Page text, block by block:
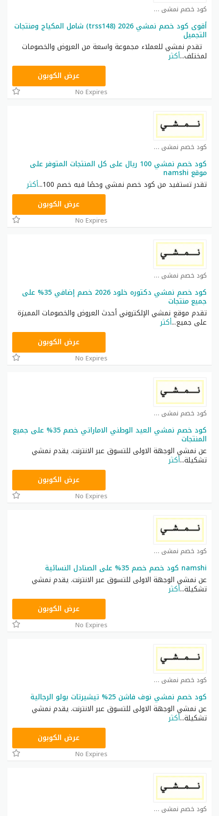
كود خصم نمشي كوبون
أقوى كود خصم نمشي 2026 (trss148) شامل المكياج ومنتجات
التجميل
تقدم نمشي للعملاء مجموعة واسعة من العروض والخصومات
لمختلف...أكثر
TRSS148عرض الكوبون
No Expires
كود خصم نمشي كوبون
كود خصم نمشي 100 ريال على كل المنتجات المتوفر على
موقع namshi
تقدر تستفيد من كود خصم نمشي وحصًا فيه خصم 100
...أكثر
TRSS148عرض الكوبون
No Expires
كود خصم نمشي كوبون
كود خصم نمشي دكتوره خلود 2026 خصم إضافي 35% على
جميع منتجات
تقدم موقع نمشي الإلكتروني أحدث العروض والخصومات المميزة
على جميع...أكثر
TRSS148عرض الكوبون
No Expires
كود خصم نمشي كوبون
كود خصم نمشي العيد الوطني الاماراتي خصم 35% على جميع
المنتجات
عن نمشي الوجهة الاولى للتسوق عبر الانترنت. يقدم نمشي
تشكيلة...أكثر
TRSS148عرض الكوبون
No Expires
كود خصم نمشي كوبون
namshi كود خصم خصم 35% على الصنادل النسائية
عن نمشي الوجهة الاولى للتسوق عبر الانترنت. يقدم نمشي
تشكيلة...أكثر
TRSS148عرض الكوبون
No Expires
كود خصم نمشي كوبون
كود خصم نمشي نوف فاشن 25% تيشيرتات بولو الرجالية
عن نمشي الوجهة الاولى للتسوق عبر الانترنت. يقدم نمشي
تشكيلة...أكثر
TRSS148عرض الكوبون
No Expires
كود خصم نمشي كوبون